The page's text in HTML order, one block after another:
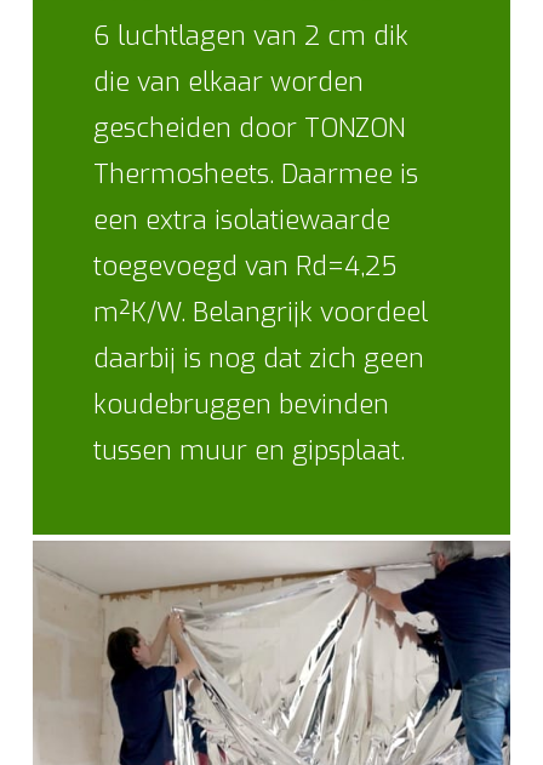
6 luchtlagen van 2 cm dik
die van elkaar worden
gescheiden door TONZON
Thermosheets. Daarmee is
een extra isolatiewaarde
toegevoegd van Rd=4,25
m²K/W. Belangrijk voordeel
daarbij is nog dat zich geen
koudebruggen bevinden
tussen muur en gipsplaat.